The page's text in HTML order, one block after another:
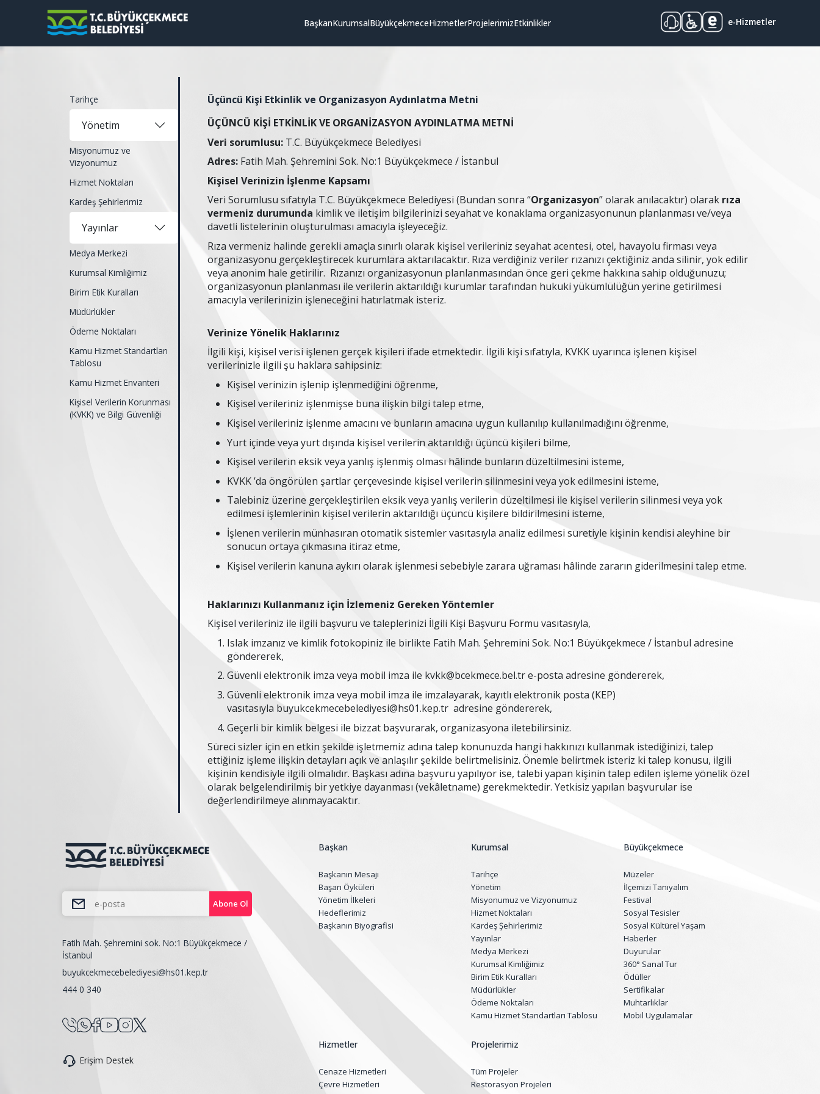
BaşkanKurumsalBüyükçekmeceHizmetlerProjelerimizEtkinlikler e-Hizmetler
Tarihçe
Yönetim
Misyonumuz ve
Vizyonumuz
Hizmet Noktaları
Kardeş Şehirlerimiz
Yayınlar
Medya Merkezi
Kurumsal Kimliğimiz
Birim Etik Kuralları
Müdürlükler
Ödeme Noktaları
Kamu Hizmet Standartları
Tablosu
Kamu Hizmet Envanteri
Kişisel Verilerin Korunması
(KVKK) ve Bilgi Güvenliği
Üçüncü Kişi Etkinlik ve Organizasyon Aydınlatma Metni
ÜÇÜNCÜ KİŞİ ETKİNLİK VE ORGANİZASYON AYDINLATMA METNİ
Veri sorumlusu: T.C. Büyükçekmece Belediyesi
Adres: Fatih Mah. Şehremini Sok. No:1 Büyükçekmece / İstanbul
Kişisel Verinizin İşlenme Kapsamı
Veri Sorumlusu sıfatıyla T.C. Büyükçekmece Belediyesi (Bundan sonra “Organizasyon” olarak anılacaktır) olarak rıza
vermeniz durumunda kimlik ve iletişim bilgilerinizi seyahat ve konaklama organizasyonunun planlanması ve/veya
davetli listelerinin oluşturulması amacıyla işleyeceğiz.
Rıza vermeniz halinde gerekli amaçla sınırlı olarak kişisel verileriniz seyahat acentesi, otel, havayolu firması veya
organizasyonu gerçekleştirecek kurumlara aktarılacaktır. Rıza verdiğiniz veriler rızanızı çektiğiniz anda silinir, yok edilir
veya anonim hale getirilir. Rızanızı organizasyonun planlanmasından önce geri çekme hakkına sahip olduğunuzu;
organizasyonun planlanması ile verilerin aktarıldığı kurumlar tarafından hukuki yükümlülüğün yerine getirilmesi
amacıyla verilerinizin işleneceğini hatırlatmak isteriz.
Verinize Yönelik Haklarınız
İlgili kişi, kişisel verisi işlenen gerçek kişileri ifade etmektedir. İlgili kişi sıfatıyla, KVKK uyarınca işlenen kişisel
verilerinizle ilgili şu haklara sahipsiniz:
Kişisel verinizin işlenip işlenmediğini öğrenme,
Kişisel verileriniz işlenmişse buna ilişkin bilgi talep etme,
Kişisel verileriniz işlenme amacını ve bunların amacına uygun kullanılıp kullanılmadığını öğrenme,
Yurt içinde veya yurt dışında kişisel verilerin aktarıldığı üçüncü kişileri bilme,
Kişisel verilerin eksik veya yanlış işlenmiş olması hâlinde bunların düzeltilmesini isteme,
KVKK ’da öngörülen şartlar çerçevesinde kişisel verilerin silinmesini veya yok edilmesini isteme,
Talebiniz üzerine gerçekleştirilen eksik veya yanlış verilerin düzeltilmesi ile kişisel verilerin silinmesi veya yok
edilmesi işlemlerinin kişisel verilerin aktarıldığı üçüncü kişilere bildirilmesini isteme,
İşlenen verilerin münhasıran otomatik sistemler vasıtasıyla analiz edilmesi suretiyle kişinin kendisi aleyhine bir
sonucun ortaya çıkmasına itiraz etme,
Kişisel verilerin kanuna aykırı olarak işlenmesi sebebiyle zarara uğraması hâlinde zararın giderilmesini talep etme.
Haklarınızı Kullanmanız için İzlemeniz Gereken Yöntemler
Kişisel verileriniz ile ilgili başvuru ve taleplerinizi İlgili Kişi Başvuru Formu vasıtasıyla,
Islak imzanız ve kimlik fotokopiniz ile birlikte Fatih Mah. Şehremini Sok. No:1 Büyükçekmece / İstanbul adresine
göndererek,
Güvenli elektronik imza veya mobil imza ile kvkk@bcekmece.bel.tre-posta adresine göndererek,
Güvenli elektronik imza veya mobil imza ile imzalayarak, kayıtlı elektronik posta (KEP)
vasıtasıyla buyukcekmecebelediyesi@hs01.kep.tr adresine göndererek,
Geçerli bir kimlik belgesi ile bizzat başvurarak, organizasyona iletebilirsiniz.
Süreci sizler için en etkin şekilde işletmemiz adına talep konunuzda hangi hakkınızı kullanmak istediğinizi, talep
ettiğiniz işleme ilişkin detayları açık ve anlaşılır şekilde belirtmelisiniz. Önemle belirtmek isteriz ki talep konusu, ilgili
kişinin kendisiyle ilgili olmalıdır. Başkası adına başvuru yapılıyor ise, talebi yapan kişinin talep edilen işleme yönelik özel
olarak belgelendirilmiş bir yetkiye dayanması (vekâletname) gerekmektedir. Yetkisiz yapılan başvurular ise
değerlendirilmeye alınmayacaktır.
Abone Ol
Fatih Mah. Şehremini sok. No:1 Büyükçekmece /
İstanbul
buyukcekmecebelediyesi@hs01.kep.tr
444 0 340
Erişim Destek
Başkan
Başkanın Mesajı
Başarı Öyküleri
Yönetim İlkeleri
Hedeflerimiz
Başkanın Biyografisi
Kurumsal
Tarihçe
Yönetim
Misyonumuz ve Vizyonumuz
Hizmet Noktaları
Kardeş Şehirlerimiz
Yayınlar
Medya Merkezi
Kurumsal Kimliğimiz
Birim Etik Kuralları
Müdürlükler
Ödeme Noktaları
Kamu Hizmet Standartları Tablosu
Büyükçekmece
Müzeler
İlçemizi Tanıyalım
Festival
Sosyal Tesisler
Sosyal Kültürel Yaşam
Haberler
Duyurular
360° Sanal Tur
Ödüller
Sertifikalar
Muhtarlıklar
Mobil Uygulamalar
Hizmetler
Cenaze Hizmetleri
Çevre Hizmetleri
Projelerimiz
Tüm Projeler
Restorasyon Projeleri